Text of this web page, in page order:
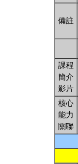
備註
課程
簡介
影片
核心
能力
關聯